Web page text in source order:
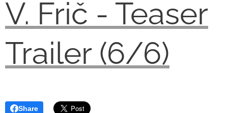
V. Frič - Teaser
Trailer (6/6)
Share